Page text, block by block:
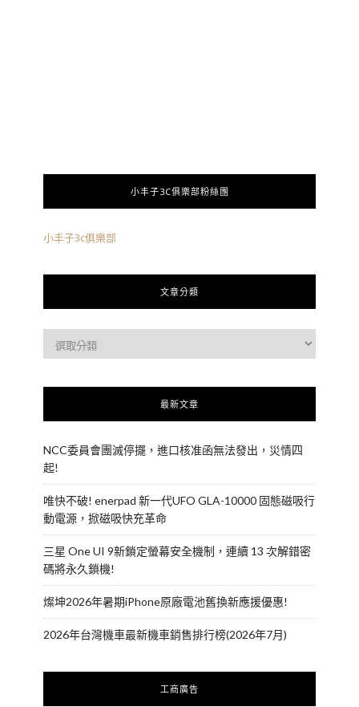
小丰子3C俱樂部粉絲團
小丰子3c俱樂部
文章分類
最新文章
NCC委員會團滅停擺，進口核准函無法發出，災情四
起!
唯快不破! enerpad 新一代UFO GLA-10000 固態磁吸行
動電源，掀磁吸快充革命
三星 One UI 9新鎖定螢幕安全機制，連續 13 次解錯密
碼將永久鎖機!
燦坤2026年暑期iPhone原廠電池舊換新應援優惠!
2026年台灣機車最新機車銷售排行榜(2026年7月)
工商廣告